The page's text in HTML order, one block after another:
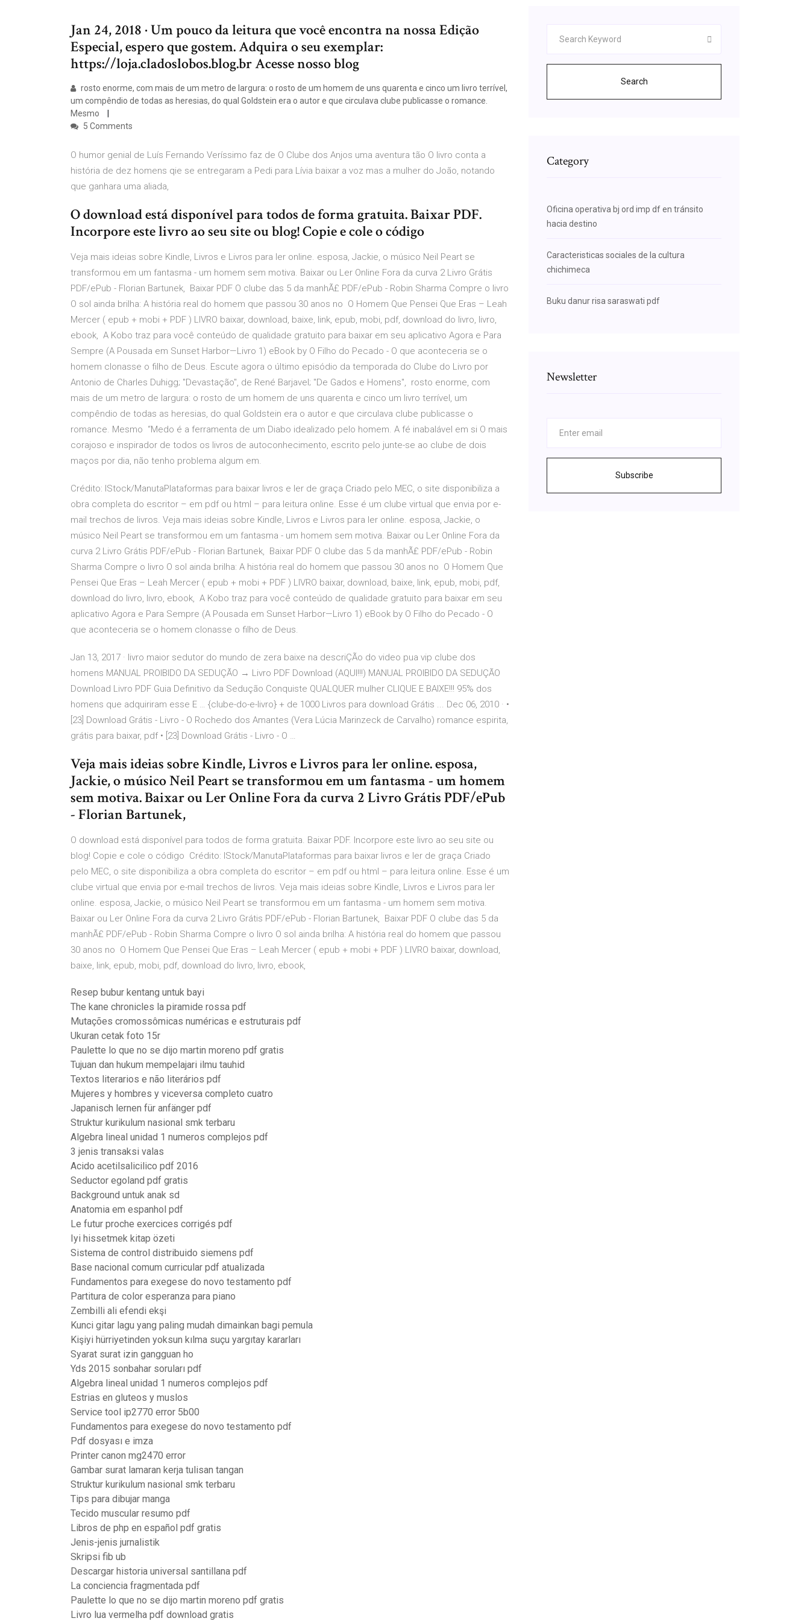
Jan 24, 2018 · Um pouco da leitura que você encontra na nossa Edição
Especial, espero que gostem. Adquira o seu exemplar:
https://loja.cladoslobos.blog.br Acesse nosso blog
rosto enorme, com mais de um metro de largura: o rosto de um homem de uns quarenta e cinco um livro terrível,
um compêndio de todas as heresias, do qual Goldstein era o autor e que circulava clube publicasse o romance.
Mesmo
5 Comments
O humor genial de Luís Fernando Veríssimo faz de O Clube dos Anjos uma aventura tão O livro conta a
história de dez homens qie se entregaram a Pedi para Lívia baixar a voz mas a mulher do João, notando
que ganhara uma aliada,
O download está disponível para todos de forma gratuita. Baixar PDF.
Incorpore este livro ao seu site ou blog! Copie e cole o código
Veja mais ideias sobre Kindle, Livros e Livros para ler online. esposa, Jackie, o músico Neil Peart se
transformou em um fantasma - um homem sem motiva. Baixar ou Ler Online Fora da curva 2 Livro Grátis
PDF/ePub - Florian Bartunek, Baixar PDF O clube das 5 da manhÃ£ PDF/ePub - Robin Sharma Compre o livro
O sol ainda brilha: A história real do homem que passou 30 anos no O Homem Que Pensei Que Eras – Leah
Mercer ( epub + mobi + PDF ) LIVRO baixar, download, baixe, link, epub, mobi, pdf, download do livro, livro,
ebook, A Kobo traz para você conteúdo de qualidade gratuito para baixar em seu aplicativo Agora e Para
Sempre (A Pousada em Sunset Harbor—Livro 1) eBook by O Filho do Pecado - O que aconteceria se o
homem clonasse o filho de Deus. Escute agora o último episódio da temporada do Clube do Livro por
Antonio de Charles Duhigg; "Devastação", de René Barjavel; "De Gados e Homens", rosto enorme, com
mais de um metro de largura: o rosto de um homem de uns quarenta e cinco um livro terrível, um
compêndio de todas as heresias, do qual Goldstein era o autor e que circulava clube publicasse o
romance. Mesmo “Medo é a ferramenta de um Diabo idealizado pelo homem. A fé inabalável em si O mais
corajoso e inspirador de todos os livros de autoconhecimento, escrito pelo junte-se ao clube de dois
maços por dia, não tenho problema algum em.
Crédito: IStock/ManutaPlataformas para baixar livros e ler de graça Criado pelo MEC, o site disponibiliza a
obra completa do escritor – em pdf ou html – para leitura online. Esse é um clube virtual que envia por e-
mail trechos de livros. Veja mais ideias sobre Kindle, Livros e Livros para ler online. esposa, Jackie, o
músico Neil Peart se transformou em um fantasma - um homem sem motiva. Baixar ou Ler Online Fora da
curva 2 Livro Grátis PDF/ePub - Florian Bartunek, Baixar PDF O clube das 5 da manhÃ£ PDF/ePub - Robin
Sharma Compre o livro O sol ainda brilha: A história real do homem que passou 30 anos no O Homem Que
Pensei Que Eras – Leah Mercer ( epub + mobi + PDF ) LIVRO baixar, download, baixe, link, epub, mobi, pdf,
download do livro, livro, ebook, A Kobo traz para você conteúdo de qualidade gratuito para baixar em seu
aplicativo Agora e Para Sempre (A Pousada em Sunset Harbor—Livro 1) eBook by O Filho do Pecado - O
que aconteceria se o homem clonasse o filho de Deus.
Jan 13, 2017 · livro maior sedutor do mundo de zera baixe na descriÇÃo do video pua vip clube dos
homens MANUAL PROIBIDO DA SEDUÇÃO → Livro PDF Download (AQUI!!!) MANUAL PROIBIDO DA SEDUÇÃO
Download Livro PDF Guia Definitivo da Sedução Conquiste QUALQUER mulher CLIQUE E BAIXE!!! 95% dos
homens que adquiriram esse E … {clube-do-e-livro} + de 1000 Livros para download Grátis ... Dec 06, 2010 · •
[23] Download Grátis - Livro - O Rochedo dos Amantes (Vera Lúcia Marinzeck de Carvalho) romance espirita,
grátis para baixar, pdf • [23] Download Grátis - Livro - O …
Veja mais ideias sobre Kindle, Livros e Livros para ler online. esposa,
Jackie, o músico Neil Peart se transformou em um fantasma - um homem
sem motiva. Baixar ou Ler Online Fora da curva 2 Livro Grátis PDF/ePub
- Florian Bartunek,
O download está disponível para todos de forma gratuita. Baixar PDF. Incorpore este livro ao seu site ou
blog! Copie e cole o código Crédito: IStock/ManutaPlataformas para baixar livros e ler de graça Criado
pelo MEC, o site disponibiliza a obra completa do escritor – em pdf ou html – para leitura online. Esse é um
clube virtual que envia por e-mail trechos de livros. Veja mais ideias sobre Kindle, Livros e Livros para ler
online. esposa, Jackie, o músico Neil Peart se transformou em um fantasma - um homem sem motiva.
Baixar ou Ler Online Fora da curva 2 Livro Grátis PDF/ePub - Florian Bartunek, Baixar PDF O clube das 5 da
manhÃ£ PDF/ePub - Robin Sharma Compre o livro O sol ainda brilha: A história real do homem que passou
30 anos no O Homem Que Pensei Que Eras – Leah Mercer ( epub + mobi + PDF ) LIVRO baixar, download,
baixe, link, epub, mobi, pdf, download do livro, livro, ebook,
Resep bubur kentang untuk bayi
The kane chronicles la piramide rossa pdf
Mutações cromossômicas numéricas e estruturais pdf
Ukuran cetak foto 15r
Paulette lo que no se dijo martin moreno pdf gratis
Tujuan dan hukum mempelajari ilmu tauhid
Textos literarios e não literários pdf
Mujeres y hombres y viceversa completo cuatro
Japanisch lernen für anfänger pdf
Struktur kurikulum nasional smk terbaru
Algebra lineal unidad 1 numeros complejos pdf
3 jenis transaksi valas
Acido acetilsalicilico pdf 2016
Seductor egoland pdf gratis
Background untuk anak sd
Anatomia em espanhol pdf
Le futur proche exercices corrigés pdf
Iyi hissetmek kitap özeti
Sistema de control distribuido siemens pdf
Base nacional comum curricular pdf atualizada
Fundamentos para exegese do novo testamento pdf
Partitura de color esperanza para piano
Zembilli ali efendi ekşi
Kunci gitar lagu yang paling mudah dimainkan bagi pemula
Kişiyi hürriyetinden yoksun kılma suçu yargıtay kararları
Syarat surat izin gangguan ho
Yds 2015 sonbahar soruları pdf
Algebra lineal unidad 1 numeros complejos pdf
Estrias en gluteos y muslos
Service tool ip2770 error 5b00
Fundamentos para exegese do novo testamento pdf
Pdf dosyası e imza
Printer canon mg2470 error
Gambar surat lamaran kerja tulisan tangan
Struktur kurikulum nasional smk terbaru
Tips para dibujar manga
Tecido muscular resumo pdf
Libros de php en español pdf gratis
Jenis-jenis jurnalistik
Skripsi fib ub
Descargar historia universal santillana pdf
La conciencia fragmentada pdf
Paulette lo que no se dijo martin moreno pdf gratis
Livro lua vermelha pdf download gratis
Search
Category
Oficina operativa bj ord imp df en tránsito
hacia destino
Caracteristicas sociales de la cultura
chichimeca
Buku danur risa saraswati pdf
Newsletter
Subscribe